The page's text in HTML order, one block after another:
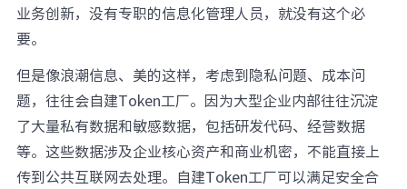
业务创新，没有专职的信息化管理人员，就没有这个必
要。
但是像浪潮信息、美的这样，考虑到隐私问题、成本问
题，往往会自建Token工厂。因为大型企业内部往往沉淀
了大量私有数据和敏感数据，包括研发代码、经营数据
等。这些数据涉及企业核心资产和商业机密，不能直接上
传到公共互联网去处理。自建Token工厂可以满足安全合